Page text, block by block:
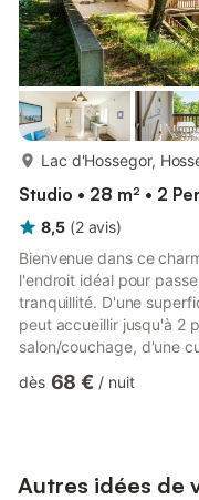
Lac d'Hossegor,
Studio • 28 m² • 2
8,5 (2 avis)
Bienvenue dans ce
l'endroit idéal pour
tranquillité. D'une
peut accueillir jusqu'à 2
salon/couchage, d'une
vous trouverez un Wi-Fi
dès 68 € / nuit
Autres idées de